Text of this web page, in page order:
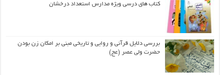
کتاب های درسی ویژه مدارس استعداد درخشان
بررسی دلایل قرآنی و روایی و تاریخی مبنی بر امکان زن بودن
حضرت ولی عصر (عج)